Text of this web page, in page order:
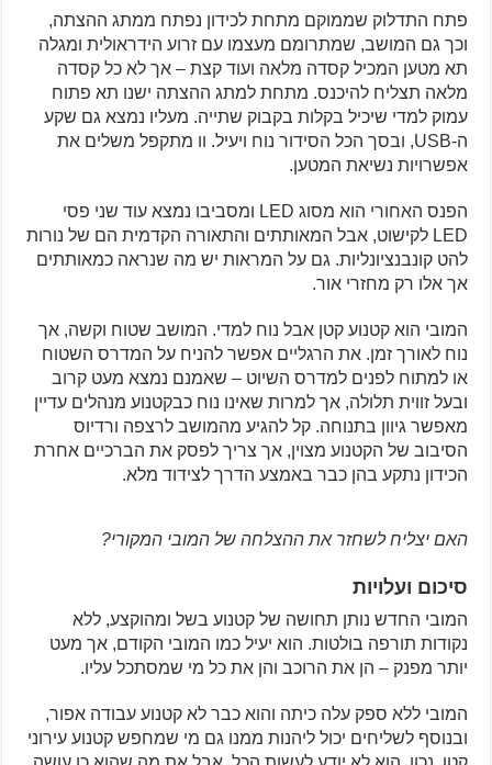
פתח התדלוק שממוקם מתחת לכידון נפתח ממתג ההצתה,
וכך גם המושב, שמתרומם מעצמו עם זרוע הידראולית ומגלה
תא מטען המכיל קסדה מלאה ועוד קצת – אך לא כל קסדה
מלאה תצליח להיכנס. מתחת למתג ההצתה ישנו תא פתוח
עמוק למדי שיכיל בקלות בקבוק שתייה. מעליו נמצא גם שקע
ה-USB, ובסך הכל הסידור נוח ויעיל. וו מתקפל משלים את
אפשרויות נשיאת המטען.
הפנס האחורי הוא מסוג LED ומסביבו נמצא עוד שני פסי
LED לקישוט, אבל המאותתים והתאורה הקדמית הם של נורות
להט קונבנציונליות. גם על המראות יש מה שנראה כמאותתים
אך אלו רק מחזרי אור.
המובי הוא קטנוע קטן אבל נוח למדי. המושב שטוח וקשה, אך
נוח לאורך זמן. את הרגליים אפשר להניח על המדרס השטוח
או למתוח לפנים למדרס השיוט – שאמנם נמצא מעט קרוב
ובעל זווית תלולה, אך למרות שאינו נוח כבקטנוע מנהלים עדיין
מאפשר גיוון בתנוחה. קל להגיע מהמושב לרצפה ורדיוס
הסיבוב של הקטנוע מצוין, אך צריך לפסק את הברכיים אחרת
הכידון נתקע בהן כבר באמצע הדרך לצידוד מלא.
האם יצליח לשחזר את ההצלחה של המובי המקורי?
סיכום ועלויות
המובי החדש נותן תחושה של קטנוע בשל ומהוקצע, ללא
נקודות תורפה בולטות. הוא יעיל כמו המובי הקודם, אך מעט
יותר מפנק – הן את הרוכב והן את כל מי שמסתכל עליו.
המובי ללא ספק עלה כיתה והוא כבר לא קטנוע עבודה אפור,
ובנוסף לשליחים יכול ליהנות ממנו גם מי שמחפש קטנוע עירוני